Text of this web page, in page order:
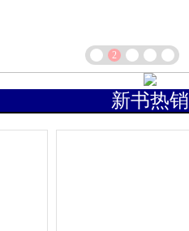
2
新书热销